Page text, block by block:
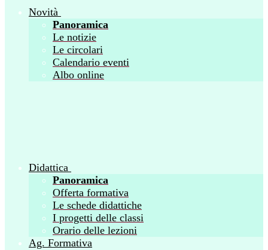
Novità
Panoramica
Le notizie
Le circolari
Calendario eventi
Albo online
Didattica
Panoramica
Offerta formativa
Le schede didattiche
I progetti delle classi
Orario delle lezioni
Ag. Formativa